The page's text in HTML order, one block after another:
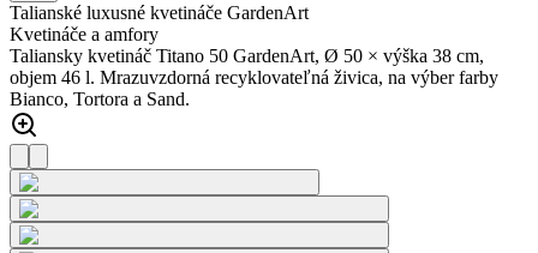
Talianské luxusné kvetináče GardenArt
Kvetináče a amfory
Taliansky kvetináč Titano 50 GardenArt, Ø 50 × výška 38 cm,
objem 46 l. Mrazuvzdorná recyklovateľná živica, na výber farby
Bianco, Tortora a Sand.